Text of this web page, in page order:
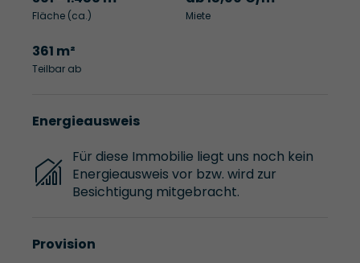
Fläche (ca.) Miete
361 m²
Teilbar ab
Energieausweis
Für diese Immobilie liegt uns noch kein
Energieausweis vor bzw. wird zur
Besichtigung mitgebracht.
Provision